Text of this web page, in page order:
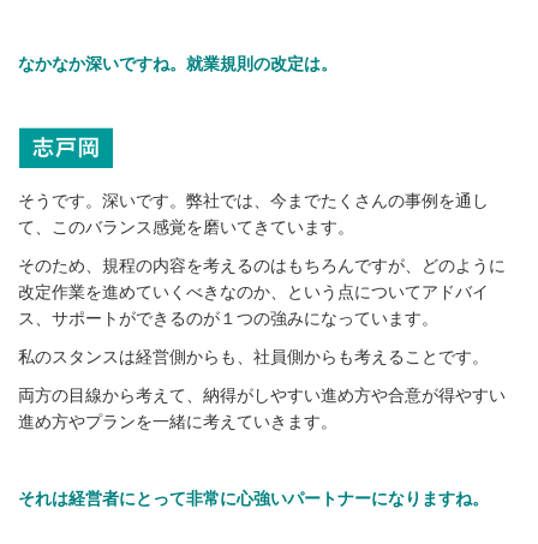
なかなか深いですね。就業規則の改定は。
そうです。深いです。 弊社では、今までたくさんの事例を通し
て、このバランス感覚を磨いてきています。
そのため、規程の内容を考えるのはもちろんですが、どのように
改定作業を進めていくべきなのか、という点についてアドバイ
ス、サポートができるのが１つの強みになっています。
私のスタンスは経営側からも、社員側からも考えることです。
両方の目線から考えて、納得がしやすい進め方や合意が得やすい
進め方やプランを一緒に考えていきます。
それは経営者にとって非常に心強いパートナーになりますね。